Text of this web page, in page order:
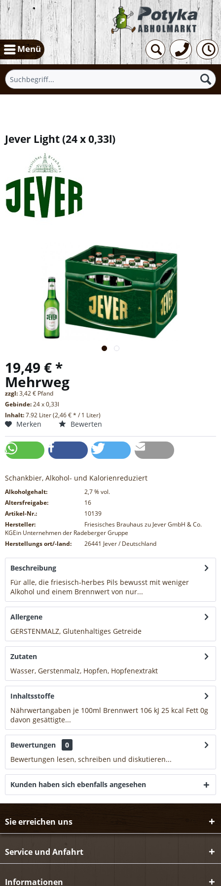
Menü
Jever Light(24 x 0,33l)
19,49 € *
Mehrweg
zzgl:3,42 € Pfand
Gebinde:24 x 0,33l
Inhalt:7.92 Liter (2,46 € * / 1 Liter)
Merken Bewerten
Schankbier, Alkohol- und Kalorienreduziert
Alkoholgehalt: 2,7% vol.
Altersfreigabe:
16
Artikel-Nr.:
10139
Hersteller:
Friesisches Brauhaus zu Jever GmbH & Co.
KGEin Unternehmen der Radeberger Gruppe
Herstellungs ort/-land:
26441 Jever / Deutschland
Beschreibung
Für alle, die friesisch-herbes Pils bewusst mit weniger
Alkohol und einem Brennwert von nur...
Allergene
GERSTENMALZ, Glutenhaltiges Getreide
Zutaten
Wasser, Gerstenmalz, Hopfen, Hopfenextrakt
Inhaltsstoffe
Nährwertangaben je 100ml Brennwert 106 kJ 25 kcal Fett 0g
davon gesättigte...
Bewertungen
0
Bewertungen lesen, schreiben und diskutieren...
Kunden haben sich ebenfalls angesehen
Sie erreichen uns
Service und Anfahrt
Informationen